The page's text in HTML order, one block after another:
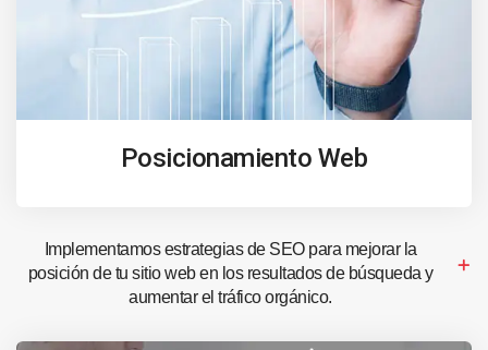
Posicionamiento Web
Implementamos estrategias de SEO para mejorar la
posición de tu sitio web en los resultados de búsqueda y
aumentar el tráfico orgánico.